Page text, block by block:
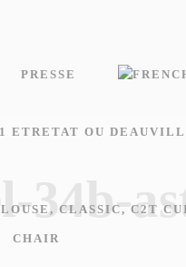
PRESSE
CHAIR
34b-